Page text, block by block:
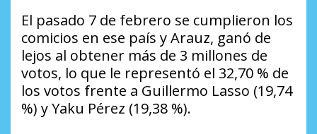
El pasado 7 de febrero se cumplieron los
comicios en ese país y Arauz, ganó de
lejos al obtener más de 3 millones de
votos, lo que le representó el 32,70 % de
los votos frente a Guillermo Lasso (19,74
%) y Yaku Pérez (19,38 %).